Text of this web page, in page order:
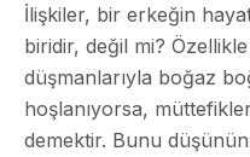
İlişkiler, bir erkeğin
biridir, değil mi?
düşmanlarıyla boğaz
hoşlanıyorsa,
demektir. Bunu